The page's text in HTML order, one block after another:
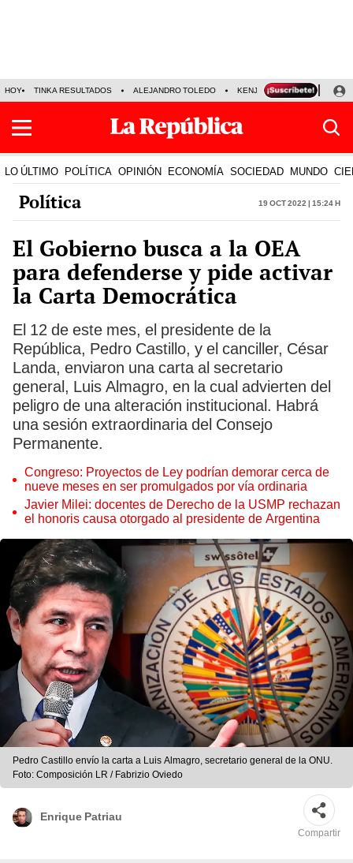
HOY TINKA RESULTADOS ALEJANDRO TOLEDO KENJI FUJIMORI
LO ÚLTIMO POLÍTICA OPINIÓN ECONOMÍA SOCIEDAD MUNDO
Política 19 Oct 2022 | 15:24 h
El Gobierno busca a la OEA
para defenderse y pide activar
la Carta Democrática
El 12 de este mes, el presidente de la
República, Pedro Castillo, y el canciller, César
Landa, enviaron una carta al secretario
general, Luis Almagro, en la cual advierten del
peligro de una alteración institucional. Habrá
una sesión extraordinaria del Consejo
Permanente.
Congreso: Proyectos de Ley podrían demorar cerca de
nueve meses en ser promulgados por vía ordinaria
Javier Milei: docentes de Derecho de la USMP rechazan
el honoris causa otorgado al presidente de Argentina
Pedro Castillo envío la carta a Luis Almagro, secretario general de la ONU.
Foto: Composición LR / Fabrizio Oviedo
Enrique Patriau
Compartir